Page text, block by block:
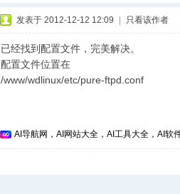
发表于 2012-12-12 12:09 只看该作者
已经找到配置文件，完美解决。
配置文件位置在
/www/wdlinux/etc/pure-ftpd.conf
AI导航网，AI网站大全，AI工具大全，AI软